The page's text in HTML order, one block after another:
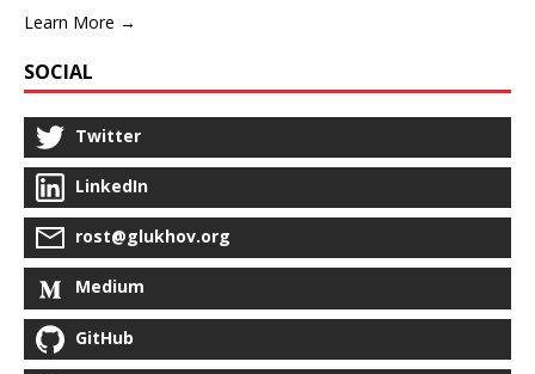
Learn More →
SOCIAL
Twitter
LinkedIn
rost@glukhov.org
Medium
GitHub